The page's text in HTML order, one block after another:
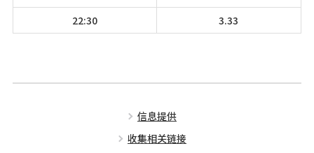
22:30
3.33
信息提供
收集相关链接